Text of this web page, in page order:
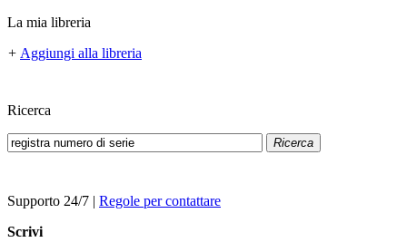
La mia libreria
+ Aggiungi alla libreria
Ricerca
Ricerca
Supporto 24/7 | Regole per contattare
Scrivi